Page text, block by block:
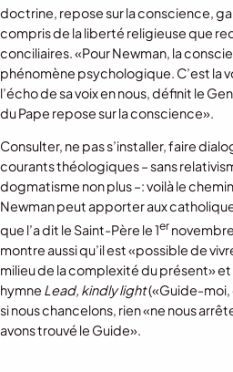
doctrine, repose sur la conscience,
compris de la liberté religieuse que
conciliaires. «Pour Newman, la
phénomène psychologique. C’est la
l’écho de sa voix en nous, définit le
du Pape repose sur la conscience».
Consulter, ne pas s’installer, faire
courants théologiques – sans
dogmatisme non plus –: voilà le
Newman peut apporter aux
que l’a dit le Saint-Père le 1er
montre aussi qu’il est «possible de
milieu de la complexité du présent»
hymne Lead, kindly light(«Guide-moi,
si nous chancelons, rien «ne nous
avons trouvé le Guide».